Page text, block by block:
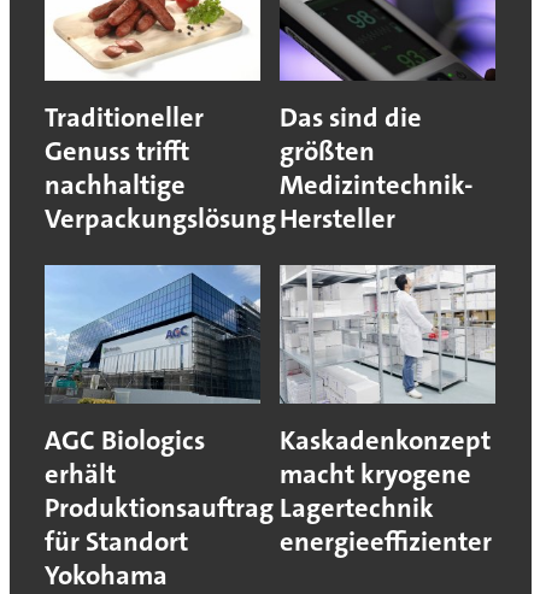
Traditioneller
Genuss trifft
nachhaltige
Verpackungslösung
Das sind die
größten
Medizintechnik-
Hersteller
AGC Biologics
erhält
Produktionsauftrag
für Standort
Yokohama
Kaskadenkonzept
macht kryogene
Lagertechnik
energieeffizienter